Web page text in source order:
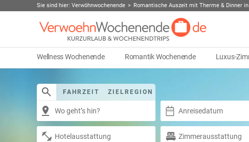
Sie sind hier: Verwöhnwochenende Romantische Auszeit mit Therme & Dinner
Wellness Wochenende Romantik Wochenende Luxus-
FAHRZEIT ZIELREGION